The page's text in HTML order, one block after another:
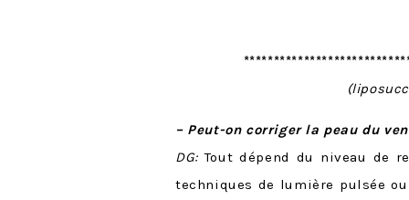
– Peut-on corriger la peau du
DG:Tout dépend du niveau de
techniques de lumière pulsée